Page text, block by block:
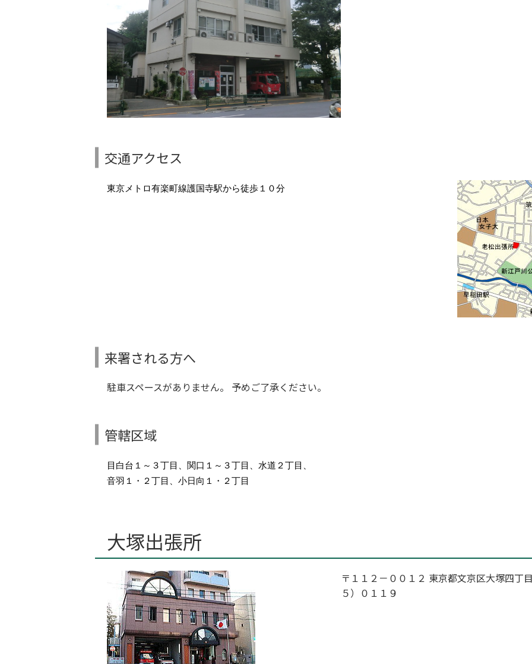
交通アクセス
東京メトロ有楽町線護国寺駅から徒歩１０分
来署される方へ
駐車スペースがありません。 予めご了承ください。
管轄区域
目白台１～３丁目、関口１～３丁目、水道２丁目、
音羽１・２丁目、小日向１・２丁目
大塚出張所
〒１１２－００１２ 東京都文京区大塚四丁
５）０１１９